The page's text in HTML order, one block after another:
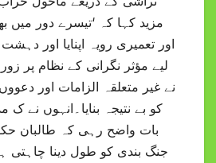
مزید کہا کہ ‘تیسرے دور میں
اور تعمیری رویہ اپنایا اور
لیے مؤثر نگرانی کے نظام پر
نے غیر متعلقہ الزامات اور
کو بے نتیجہ بنایا۔انہوں نے ک
بات واضح رہی کہ طالبان
جنگ بندی کو طول دینا چاہتی